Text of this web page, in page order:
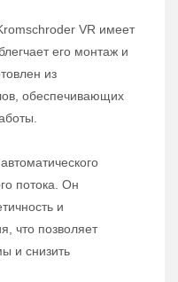
VR имеет
его монтаж и
из
обеспечивающих
потока. Он
и
что позволяет
и снизить